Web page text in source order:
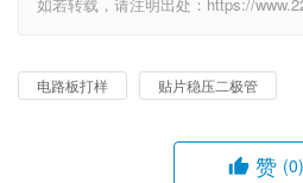
电路板打样 贴片稳压二极管
赞 (0)